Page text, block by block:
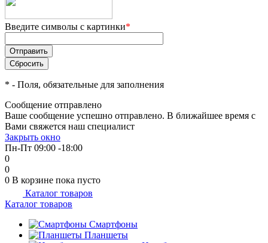
Введите символы с картинки*
* - Поля, обязательные для заполнения
Сообщение отправлено
Ваше сообщение успешно отправлено. В ближайшее время с
Вами свяжется наш специалист
Закрыть окно
Пн-Пт 09:00 -18:00
0
0
0 В корзине пока пусто
Каталог товаров
Каталог товаров
Смартфоны
Планшеты
Оставшиеся75% будут
списыватьсяс вашей карты
по
Подробнее
об оплате Плайтом
недели
plait.ru